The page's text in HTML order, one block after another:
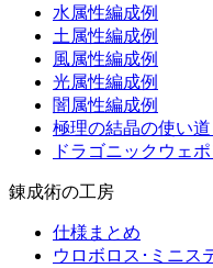
水属性編成例
土属性編成例
風属性編成例
光属性編成例
闇属性編成例
極理の結晶の使い
ドラゴニックウェ
錬成術の工房
仕様まとめ
ウロボロス･ミニス